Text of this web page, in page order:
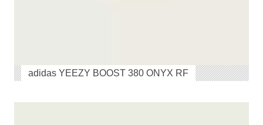
adidas YEEZY BOOST 380 ONYX RF